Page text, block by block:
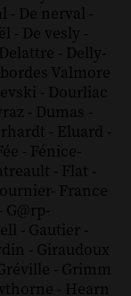
- De nerval -
- De vesly -
Delattre - Delly-
Valmore
- Dourliac
- Dumas -
- Eluard -
- Fénice-
- Flat -
- France
- G@rp-
- Gautier -
- Giraudoux
- Grimm
- Hearn